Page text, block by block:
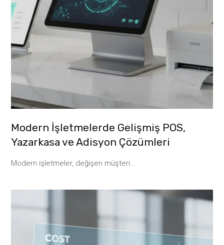
Modern İşletmelerde Gelişmiş POS,
Yazarkasa ve Adisyon Çözümleri
Modern işletmeler, değişen müşteri...